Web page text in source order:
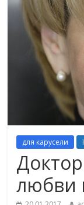
для карусели
любви